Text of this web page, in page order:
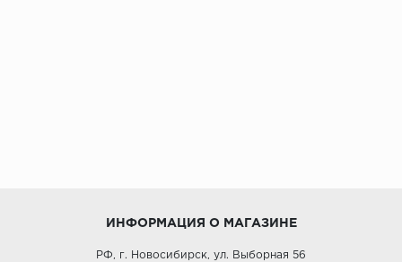
ИНФОРМАЦИЯ О МАГАЗИНЕ
РФ, г. Новосибирск, ул. Выборная 56